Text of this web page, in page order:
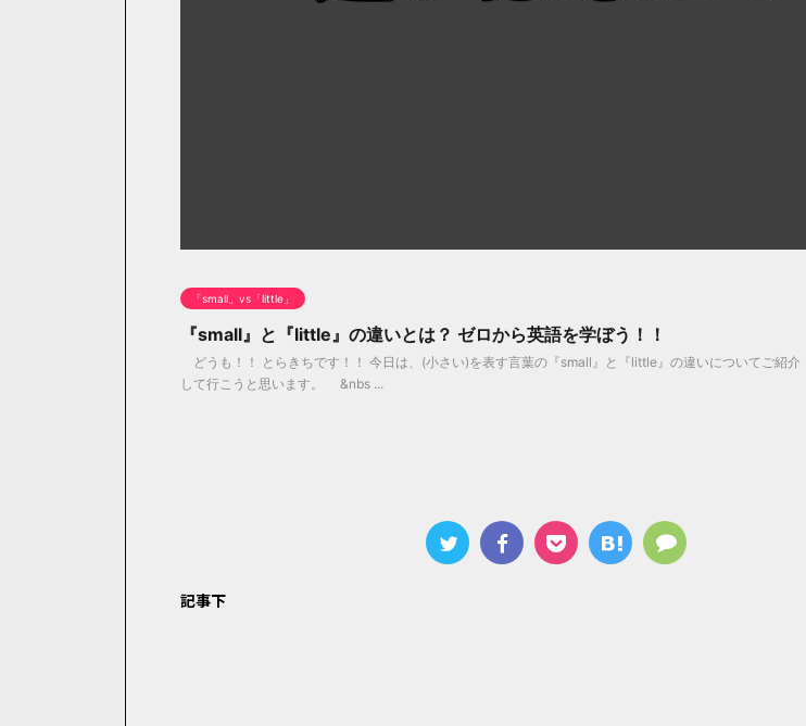
「small」vs「little」
『small』と『little』の違いとは？ ゼロから英語を学ぼう！！
どうも！！ とらきちです！！ 今日は、(小さい)を表す言葉の『small』と『little』の違いについてご紹介
して行こうと思います。 &nbs ...
記事下